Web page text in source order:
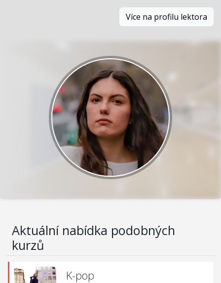
Více na profilu lektora
Aktuální nabídka podobných
kurzů
K-pop